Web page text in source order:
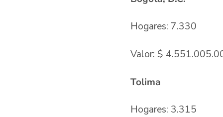
Hogares: 7.330
Valor: $
Tolima
Hogares: 3.315